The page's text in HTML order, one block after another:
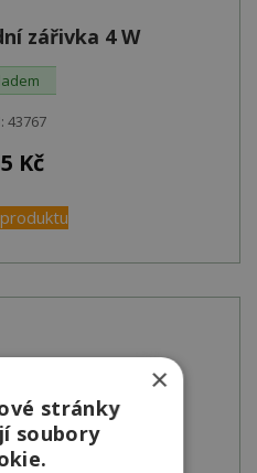
zářivka 4 W
43767
Kč
×
stránky
soubory